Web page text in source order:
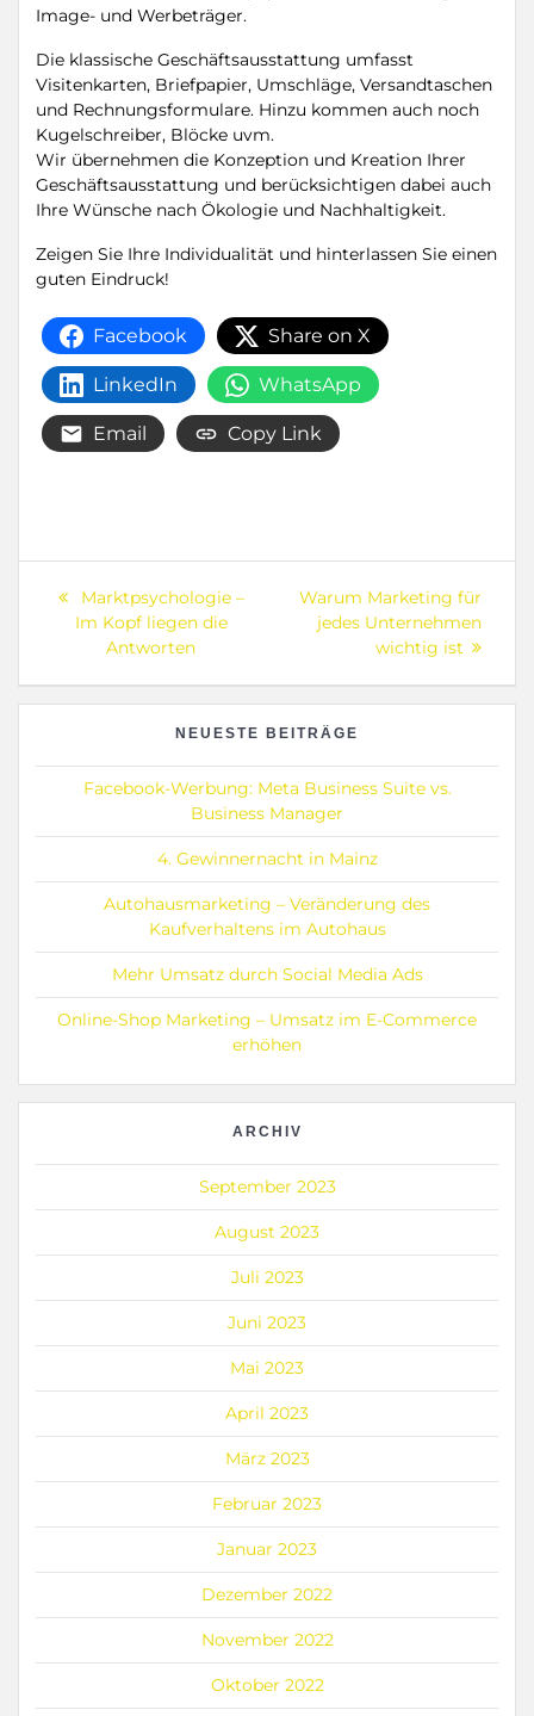
Image- und Werbeträger.
Die klassische Geschäftsausstattung umfasst
Visitenkarten, Briefpapier, Umschläge, Versandtaschen
und Rechnungsformulare. Hinzu kommen auch noch
Kugelschreiber, Blöcke uvm.
Wir übernehmen die Konzeption und Kreation Ihrer
Geschäftsausstattung und berücksichtigen dabei auch
Ihre Wünsche nach Ökologie und Nachhaltigkeit.
Zeigen Sie Ihre Individualität und hinterlassen Sie einen
guten Eindruck!
Facebook Share on X
LinkedIn WhatsApp
Email Copy Link
Beitragsnavigation
Previous
post:
Marktpsychologie –
Im Kopf liegen die
Antworten
Next
post:
Warum Marketing für
jedes Unternehmen
wichtig ist
NEUESTE BEITRÄGE
Facebook-Werbung: Meta Business Suite vs.
Business Manager
4. Gewinnernacht in Mainz
Autohausmarketing – Veränderung des
Kaufverhaltens im Autohaus
Mehr Umsatz durch Social Media Ads
Online-Shop Marketing – Umsatz im E-Commerce
erhöhen
ARCHIV
September 2023
August 2023
Juli 2023
Juni 2023
Mai 2023
April 2023
März 2023
Februar 2023
Januar 2023
Dezember 2022
November 2022
Oktober 2022